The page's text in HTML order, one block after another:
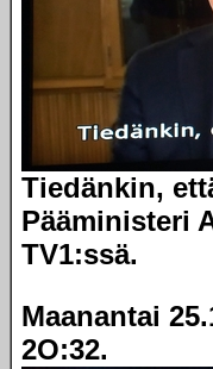
Tiedänkin,
Pääministeri
TV1:ssä.
Maanantai
2O:32.